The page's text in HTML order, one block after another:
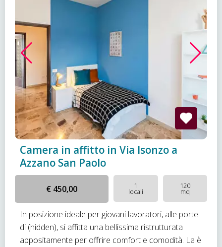
Camera in affitto in Via Isonzo a
Azzano San Paolo
€ 450,00 1
locali
120
mq
In posizione ideale per giovani lavoratori, alle porte
di (hidden), si affitta una bellissima ristrutturata
appositamente per offrire comfort e comodità. La è